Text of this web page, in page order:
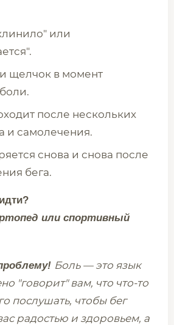
или
щелчок в момент
после нескольких
и самолечения.
снова и снова после
бега.
или спортивный
Боль — это язык
"говорит" вам, что что-то
послушать, чтобы бег
радостью и здоровьем, а